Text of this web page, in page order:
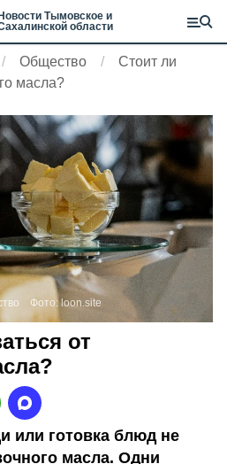
Новости Тымовское и
области
Общество
Стоит ли
масла?
Фото:loon.site
от
или готовка блюд не
масла. Одни